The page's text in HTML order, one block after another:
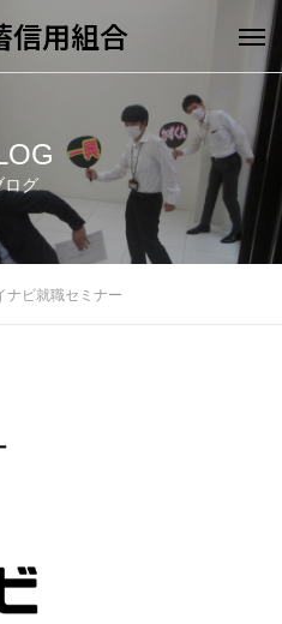
信用組合
ログ
ナビ就職セミナー